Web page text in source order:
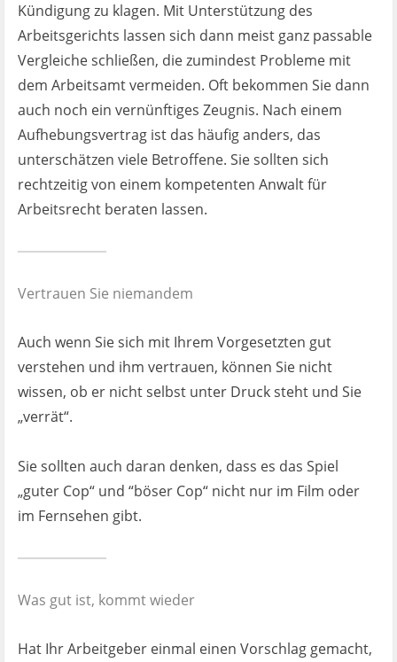
Kündigung zu klagen. Mit Unterstützung des
Arbeitsgerichts lassen sich dann meist ganz passable
Vergleiche schließen, die zumindest Probleme mit
dem Arbeitsamt vermeiden. Oft bekommen Sie dann
auch noch ein vernünftiges Zeugnis. Nach einem
Aufhebungsvertrag ist das häufig anders, das
unterschätzen viele Betroffene. Sie sollten sich
rechtzeitig von einem kompetenten Anwalt für
Arbeitsrecht beraten lassen.
Vertrauen Sie niemandem
Auch wenn Sie sich mit Ihrem Vorgesetzten gut
verstehen und ihm vertrauen, können Sie nicht
wissen, ob er nicht selbst unter Druck steht und Sie
„verrät“.
Sie sollten auch daran denken, dass es das Spiel
„guter Cop“ und “böser Cop“ nicht nur im Film oder
im Fernsehen gibt.
Was gut ist, kommt wieder
Hat Ihr Arbeitgeber einmal einen Vorschlag gemacht,